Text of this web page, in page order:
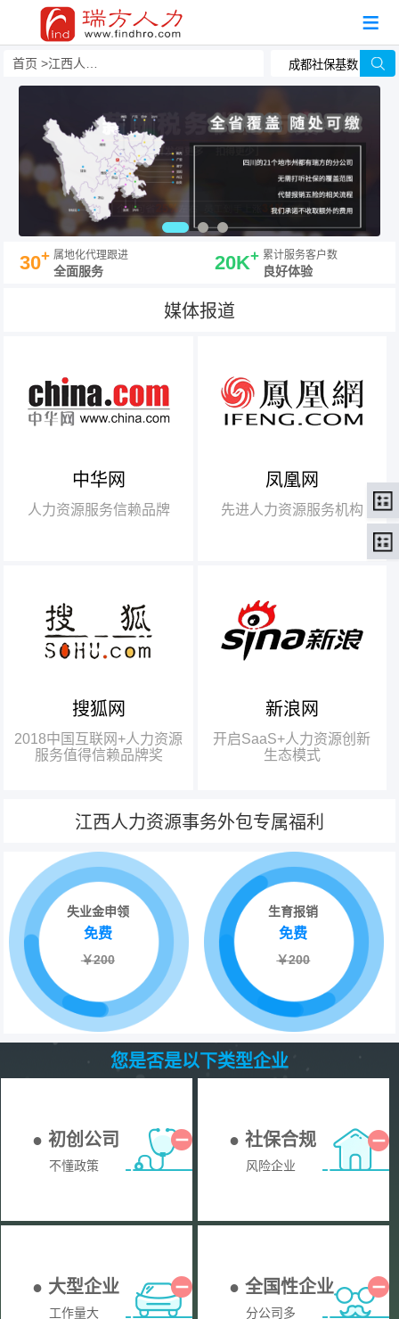
首页 江西人事外包
30+ 属地化代理跟进
全面服务 20K+ 累计服务客户数
良好体验
媒体报道
中华网
人力资源服务信赖品牌
【腾讯】“2018中国互联网
+行业领军企业奖”
【瑞方】“2018中国互联网
+人力资源服务值得信赖品牌奖”。
凤凰网
先进人力资源服务机构
搜狐网
2018中国互联网+人力资源
服务值得信赖品牌奖
瑞方人力获得人力资源行业唯
一奖项——“2018中国互联网+人
力资源服务值得信赖品牌奖”
新浪网
开启SaaS+人力资源创新
生态模式
江西人力资源事务外包专属福利
失业金申领
免费
￥200
生育报销
免费
￥200
您是否是以下类型企业
● 初创公司
不懂政策
● 社保合规
风险企业
● 大型企业
工作量大
● 全国性企业
分公司多